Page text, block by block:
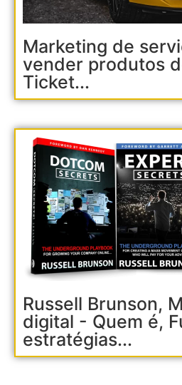
Marketing de
vender produtos
Ticket...
Russell Brunson,
digital - Quem é,
estratégias...